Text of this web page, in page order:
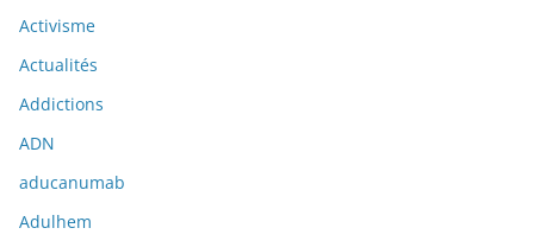
Activisme
Actualités
Addictions
ADN
aducanumab
Adulhem